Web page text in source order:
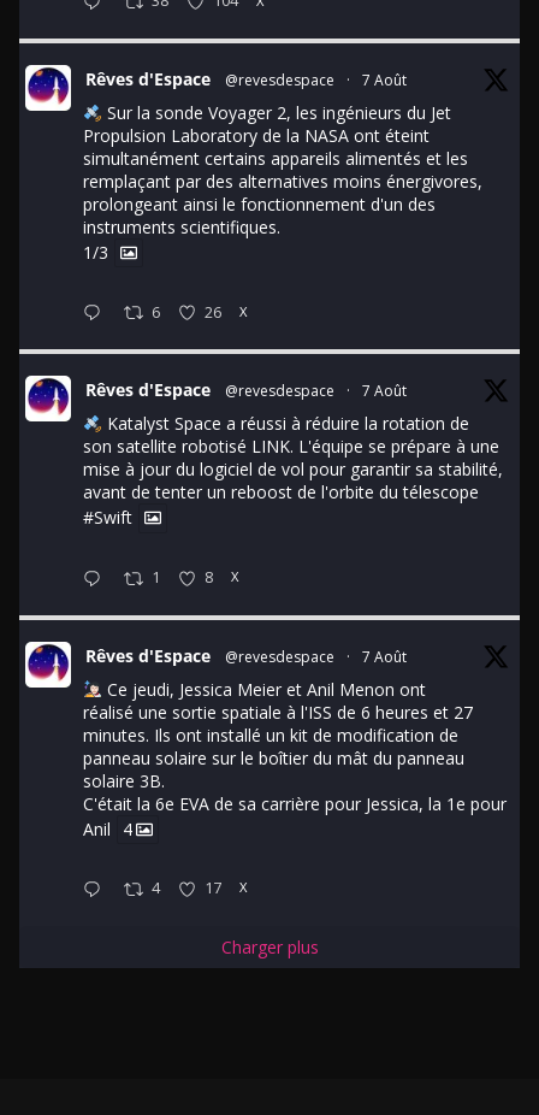
Rêves d'Espace @revesdespace · 7 Août
Sur la sonde Voyager 2, les ingénieurs du Jet
Propulsion Laboratory de la NASA ont éteint
simultanément certains appareils alimentés et les
remplaçant par des alternatives moins énergivores,
prolongeant ainsi le fonctionnement d'un des
instruments scientifiques.
1/3
6 26 X
Rêves d'Espace @revesdespace · 7 Août
Katalyst Space a réussi à réduire la rotation de
son satellite robotisé LINK. L'équipe se prépare à une
mise à jour du logiciel de vol pour garantir sa stabilité,
avant de tenter un reboost de l'orbite du télescope
#Swift
1 8 X
Rêves d'Espace @revesdespace · 7 Août
Ce jeudi, Jessica Meier et Anil Menon ont
réalisé une sortie spatiale à l'ISS de 6 heures et 27
minutes. Ils ont installé un kit de modification de
panneau solaire sur le boîtier du mât du panneau
solaire 3B.
C'était la 6e EVA de sa carrière pour Jessica, la 1e pour
Anil
4
4 17 X
Charger plus